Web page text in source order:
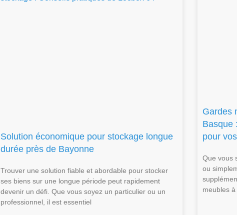
Solution économique pour stockage longue
durée près de Bayonne
Trouver une solution fiable et abordable pour stocker
ses biens sur une longue période peut rapidement
devenir un défi. Que vous soyez un particulier ou un
professionnel, il est essentiel
Gardes
Basque
pour
Que vous
ou
meubles